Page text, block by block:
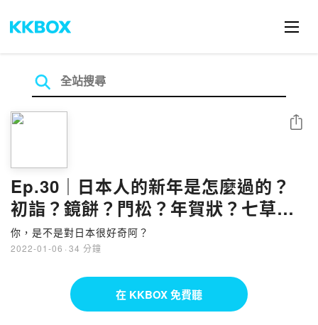
Ep.30｜日本人的新年是怎麼過的？
初詣？鏡餅？門松？年賀狀？七草
粥？這些常常聽到的東西到底是甚
麼？
你，是不是對日本很好奇阿？
2022-01-06 · 34 分鐘
分享
在 KKBOX 免費聽